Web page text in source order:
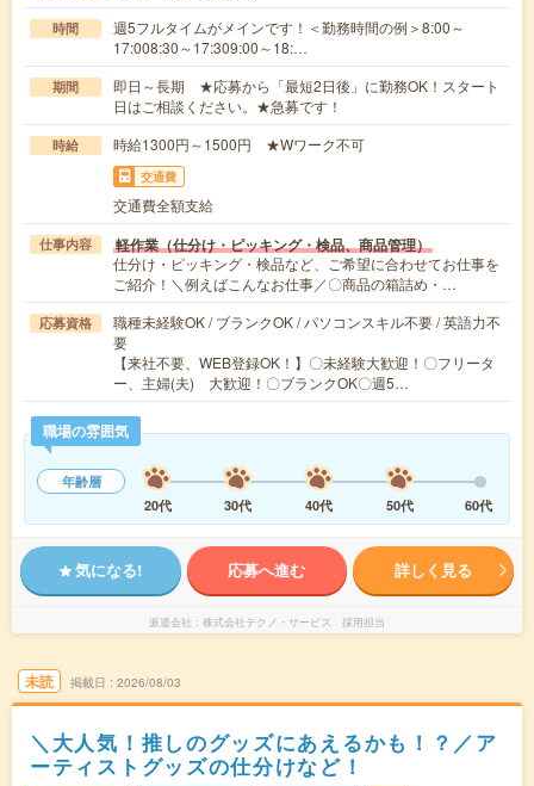
時間
週5フルタイムがメインです！＜勤務時間の例＞8:00～
17:008:30～17:309:00～18:…
期間
即日～長期 ★応募から「最短2日後」に勤務OK！スタート
日はご相談ください。★急募です！
時給 時給1300円～1500円 ★Wワーク不可
交通費
交通費全額支給
仕事内容 軽作業（仕分け・ピッキング・検品、商品管理）
仕分け・ピッキング・検品など、ご希望に合わせてお仕事を
ご紹介！＼例えばこんなお仕事／〇商品の箱詰め・…
応募資格
職種未経験OK / ブランクOK / パソコンスキル不要 / 英語力不
要
【来社不要、WEB登録OK！】〇未経験大歓迎！〇フリータ
ー、主婦(夫) 大歓迎！〇ブランクOK〇週5…
職場の雰囲気
年齢層
20代
30代 40代 50代 60代
気になる! 応募へ進む 詳しく見る
派遣会社 株式会社テクノ・サービス 採用担当
未読 掲載日 2026/08/03
＼大人気！推しのグッズにあえるかも！？／ア
ーティストグッズの仕分けなど！